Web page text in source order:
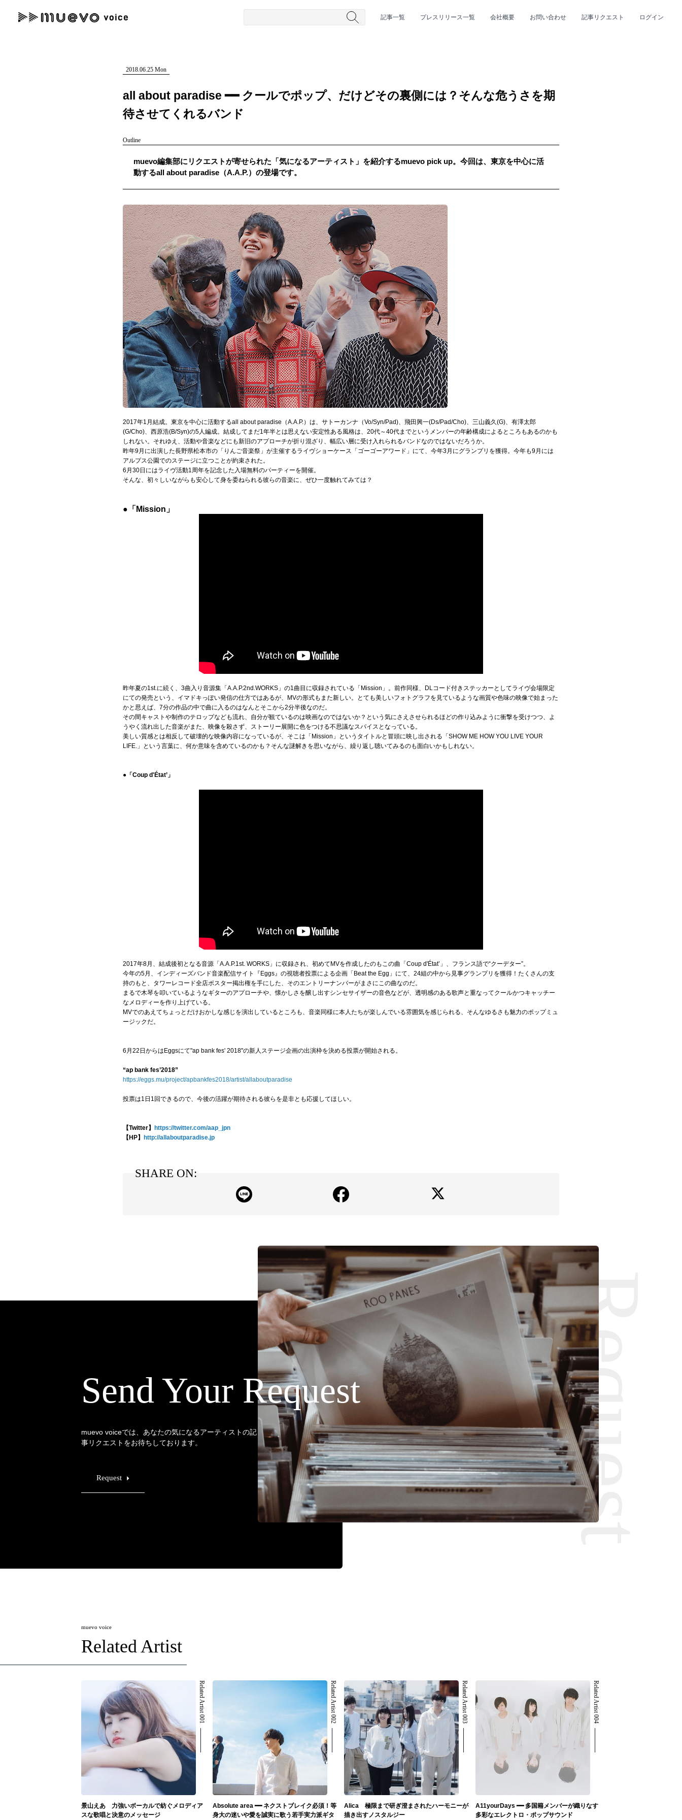
記事一覧 プレスリリース一覧 会社概要 お問い合わせ 記事リクエスト ログイン
#ロック #男性シンガー #HR/HM #女性シンガー #ヒップホップ #男性シンガーグループ #R&B/ソウル
"読者の声を形にする”音楽特化メディア
2018.06.25 Mon
all about paradise ━━ クールでポップ、だけどその裏側には？そんな危うさを期
待させてくれるバンド
Outline
muevo編集部にリクエストが寄せられた「気になるアーティスト」を紹介するmuevo pick up。今回は、東京を中心に活
動するall about paradise（A.A.P.）の登場です。
2017年1月結成。東京を中心に活動するall about paradise（A.A.P.）は、サトーカンナ（Vo/Syn/Pad)、飛田興一(Ds/Pad/Cho)、三山義久(G)、有澤太郎
(G/Cho)、西原浩(B/Syn)の5人編成。結成してまだ1年半とは思えない安定性ある風格は、20代～40代までというメンバーの年齢構成によるところもあるのかも
しれない。それゆえ、活動や音楽などにも新旧のアプローチが折り混ざり、幅広い層に受け入れられるバンドなのではないだろうか。
昨年9月に出演した長野県松本市の「りんご音楽祭」が主催するライヴショーケース「ゴーゴーアワード」にて、今年3月にグランプリを獲得。今年も9月には
アルプス公園でのステージに立つことが約束された。
6月30日にはライヴ活動1周年を記念した入場無料のパーティーを開催。
そんな、初々しいながらも安心して身を委ねられる彼らの音楽に、ぜひ一度触れてみては？
●「Mission」
昨年夏の1st.に続く、3曲入り音源集「A.A.P.2nd.WORKS」の1曲目に収録されている「Mission」。前作同様、DLコード付きステッカーとしてライヴ会場限定
にての発売という、イマドキっぽい発信の仕方ではあるが、MVの形式もまた新しい。とても美しいフォトグラフを見ているような画質や色味の映像で始まった
かと思えば、7分の作品の中で曲に入るのはなんとそこから2分半後なのだ。
その間キャストや制作のテロップなども流れ、自分が観ているのは映画なのではないか？という気にさえさせられるほどの作り込みように衝撃を受けつつ、よ
うやく流れ出した音楽がまた、映像を殺さず、ストーリー展開に色をつける不思議なスパイスとなっている。
美しい質感とは相反して破壊的な映像内容になっているが、そこは「Mission」というタイトルと冒頭に映し出される「SHOW ME HOW YOU LIVE YOUR
LIFE.」という言葉に、何か意味を含めているのかも？そんな謎解きを思いながら、繰り返し聴いてみるのも面白いかもしれない。
●「Coup d'État’」
2017年8月、結成後初となる音源「A.A.P.1st. WORKS」に収録され、初めてMVを作成したのもこの曲「Coup d'État’」、フランス語で“クーデター”。
今年の5月、インディーズバンド音楽配信サイト『Eggs』の視聴者投票による企画「Beat the Egg」にて、24組の中から見事グランプリを獲得！たくさんの支
持のもと、タワーレコード全店ポスター掲出権を手にした、そのエントリーナンバーがまさにこの曲なのだ。
まるで木琴を叩いているようなギターのアプローチや、懐かしさを醸し出すシンセサイザーの音色などが、透明感のある歌声と重なってクールかつキャッチー
なメロディーを作り上げている。
MVでのあえてちょっとだけおかしな感じを演出しているところも、音楽同様に本人たちが楽しんでいる雰囲気を感じられる、そんなゆるさも魅力のポップミュ
ージックだ。
6月22日からはEggsにて"ap bank fes' 2018"の新人ステージ企画の出演枠を決める投票が開始される。
“ap bank fes’2018”
https://eggs.mu/project/apbankfes2018/artist/allaboutparadise
投票は1日1回できるので、今後の活躍が期待される彼らを是非とも応援してほしい。
【Twitter】
https://twitter.com/aap_jpn
【HP】
http://allaboutparadise.jp
SHARE ON:
Request
Send Your Request
muevo voiceでは、あなたの気になるアーティストの記
事リクエストをお待ちしております。
Request
muevo voice
Related Artist
Related Artist 001
景山えあ 力強いボーカルで紡ぐメロディア
スな歌唱と決意のメッセージ
Related Artist 002
Absolute area ━━ ネクストブレイク必須！等
身大の迷いや愛を誠実に歌う若手実力派ギタ
Related Artist 003
Alica 極限まで研ぎ澄まされたハーモニーが
描き出すノスタルジー
Related Artist 004
A11yourDays ━━ 多国籍メンバーが織りなす
多彩なエレクトロ・ポップサウンド